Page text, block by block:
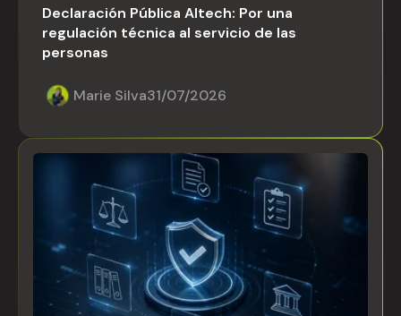
Declaración Pública Altech: Por una
regulación técnica al servicio de las
personas
Marie Silva31/07/2026